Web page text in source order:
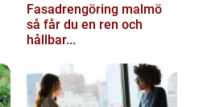
Fasadrengöring malmö
så får du en ren och
hållbar...